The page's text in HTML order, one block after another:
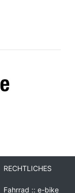
RECHTLICHES
Fahrrad :: e-bike